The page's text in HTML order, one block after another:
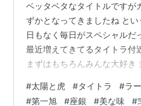
ベッタベタなタイトルですが
ずかとなってきましたね と
日もなく毎日がスペシャルだ
最近増えてきてるタイトラ付
まずはもちろんみんな大好き
飲んだ後の締めにも最高 ラー
#太陽と虎 #タイトラ #ラ
#第一旭 #座銀 #美な味 #